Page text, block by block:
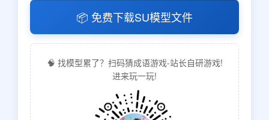
📦 免费下载SU模型文件
🧠 找模型累了？扫码猜成语游戏-站长自研游戏!
进来玩一玩!